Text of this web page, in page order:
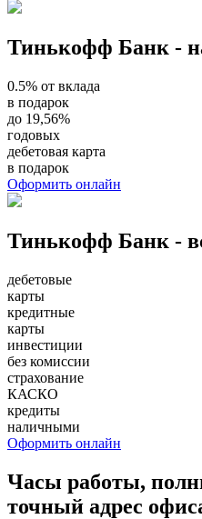
Тинькофф Банк -
0.5% от вклада
в подарок
до 19,56%
годовых
дебетовая карта
в подарок
Оформить онлайн
Тинькофф Банк -
дебетовые
карты
кредитные
карты
инвестиции
без комиссии
страхование
КАСКО
кредиты
наличными
Оформить онлайн
Часы работы,
точный адрес